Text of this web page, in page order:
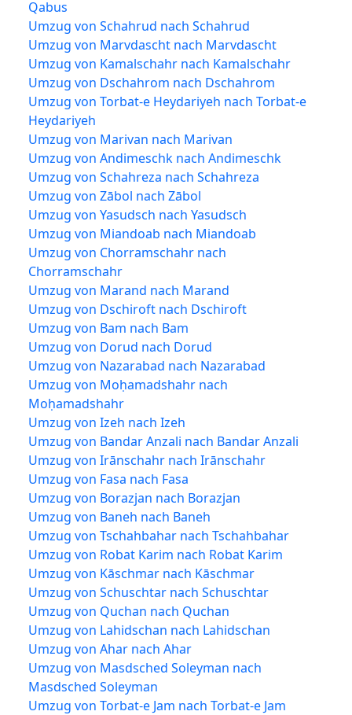
Qabus
Umzug von Schahrud nach Schahrud
Umzug von Marvdascht nach Marvdascht
Umzug von Kamalschahr nach Kamalschahr
Umzug von Dschahrom nach Dschahrom
Umzug von Torbat-e Heydariyeh nach Torbat-e
Heydariyeh
Umzug von Marivan nach Marivan
Umzug von Andimeschk nach Andimeschk
Umzug von Schahreza nach Schahreza
Umzug von Zābol nach Zābol
Umzug von Yasudsch nach Yasudsch
Umzug von Miandoab nach Miandoab
Umzug von Chorramschahr nach
Chorramschahr
Umzug von Marand nach Marand
Umzug von Dschiroft nach Dschiroft
Umzug von Bam nach Bam
Umzug von Dorud nach Dorud
Umzug von Nazarabad nach Nazarabad
Umzug von Moḥamadshahr nach
Moḥamadshahr
Umzug von Izeh nach Izeh
Umzug von Bandar Anzali nach Bandar Anzali
Umzug von Irānschahr nach Irānschahr
Umzug von Fasa nach Fasa
Umzug von Borazjan nach Borazjan
Umzug von Baneh nach Baneh
Umzug von Tschahbahar nach Tschahbahar
Umzug von Robat Karim nach Robat Karim
Umzug von Kāschmar nach Kāschmar
Umzug von Schuschtar nach Schuschtar
Umzug von Quchan nach Quchan
Umzug von Lahidschan nach Lahidschan
Umzug von Ahar nach Ahar
Umzug von Masdsched Soleyman nach
Masdsched Soleyman
Umzug von Torbat-e Jam nach Torbat-e Jam